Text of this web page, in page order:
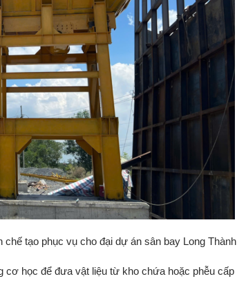
tạo phục vụ cho đại dự án sân bay Long Thành
cơ học để đưavật liệu từ kho chứa hoặc phễu cấp